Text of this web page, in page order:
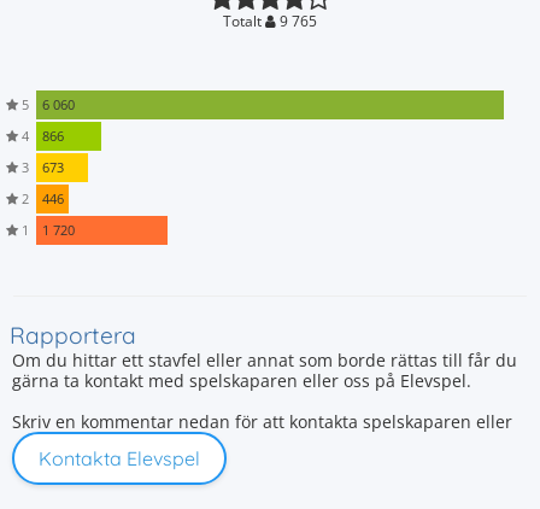
Totalt 9 765
5
6 060
4
866
3
673
2
446
1
1 720
Rapportera
Om du hittar ett stavfel eller annat som borde rättas till får du
gärna ta kontakt med spelskaparen eller oss på Elevspel.
Skriv en kommentar nedan för att kontakta spelskaparen eller
Kontakta Elevspel